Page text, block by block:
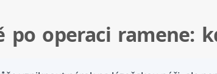
po operaci ramene: